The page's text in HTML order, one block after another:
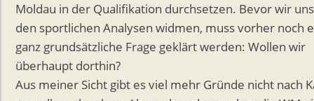
Moldau in der Qualifikation durchsetzen. Bevor wir uns
den sportlichen Analysen widmen, muss vorher noch
ganz grundsätzliche Frage geklärt werden: Wollen wir
überhaupt dorthin?
Aus meiner Sicht gibt es viel mehr Gründe nicht nach